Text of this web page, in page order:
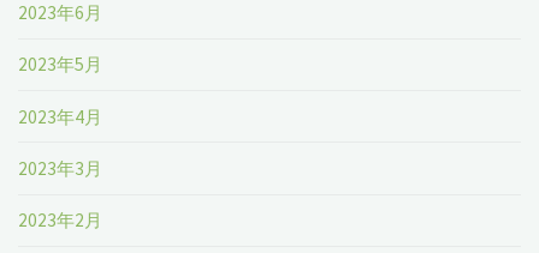
2023年6月
2023年5月
2023年4月
2023年3月
2023年2月